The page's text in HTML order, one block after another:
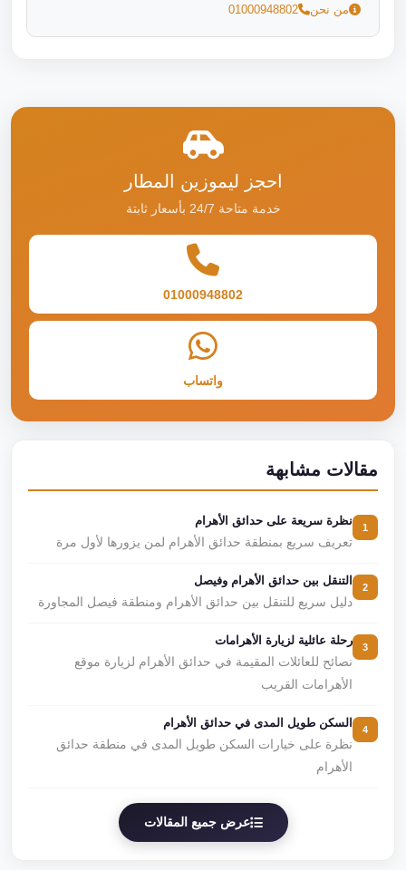
من نحن 01000948802
احجز ليموزين المطار
خدمة متاحة 24/7 بأسعار ثابتة
01000948802
واتساب
مقالات مشابهة
نظرة سريعة على حدائق الأهرام
تعريف سريع بمنطقة حدائق الأهرام لمن يزورها لأول مرة
التنقل بين حدائق الأهرام وفيصل
دليل سريع للتنقل بين حدائق الأهرام ومنطقة فيصل المجاورة
رحلة عائلية لزيارة الأهرامات
نصائح للعائلات المقيمة في حدائق الأهرام لزيارة موقع
الأهرامات القريب
السكن طويل المدى في حدائق الأهرام
نظرة على خيارات السكن طويل المدى في منطقة حدائق
الأهرام
عرض جميع المقالات